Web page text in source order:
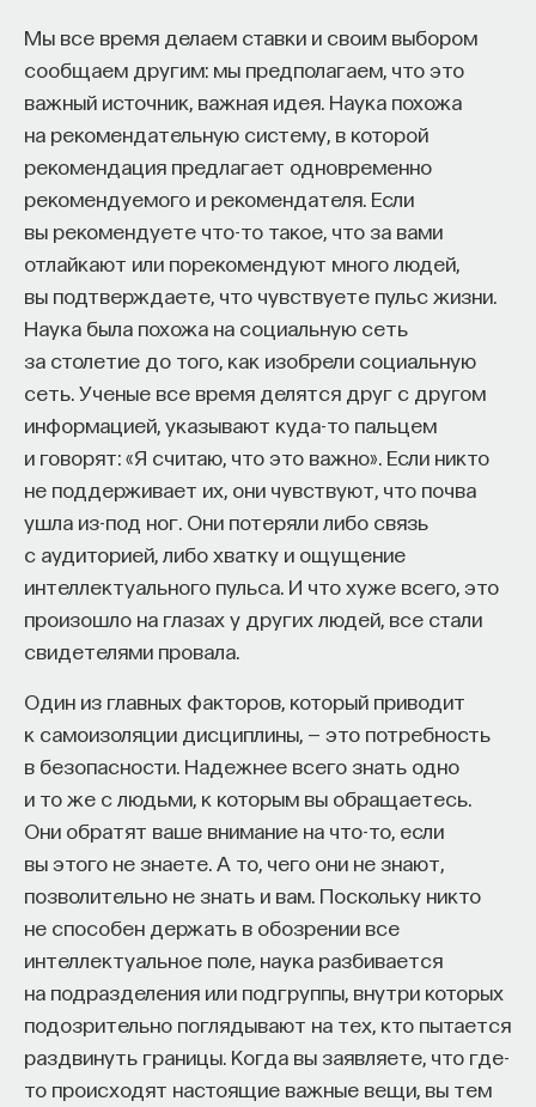
Мы все время делаем ставки и своим выбором
сообщаем другим: мы предполагаем, что это
важный источник, важная идея. Наука похожа
на рекомендательную систему, в которой
рекомендация предлагает одновременно
рекомендуемого и рекомендателя. Если
вы рекомендуете что-то такое, что за вами
отлайкают или порекомендуют много людей,
вы подтверждаете, что чувствуете пульс жизни.
Наука была похожа на социальную сеть
за столетие до того, как изобрели социальную
сеть. Ученые все время делятся друг с другом
информацией, указывают куда-то пальцем
и говорят: «Я считаю, что это важно». Если никто
не поддерживает их, они чувствуют, что почва
ушла из-под ног. Они потеряли либо связь
с аудиторией, либо хватку и ощущение
интеллектуального пульса. И что хуже всего, это
произошло на глазах у других людей, все стали
свидетелями провала.
Один из главных факторов, который приводит
к самоизоляции дисциплины, — это потребность
в безопасности. Надежнее всего знать одно
и то же с людьми, к которым вы обращаетесь.
Они обратят ваше внимание на что-то, если
вы этого не знаете. А то, чего они не знают,
позволительно не знать и вам. Поскольку никто
не способен держать в обозрении все
интеллектуальное поле, наука разбивается
на подразделения или подгруппы, внутри которых
подозрительно поглядывают на тех, кто пытается
раздвинуть границы. Когда вы заявляете, что где-
то происходят настоящие важные вещи, вы тем